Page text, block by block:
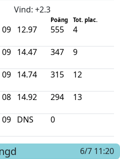
Vind: +2.3
Poäng Tot. plac.
09 12.97 555 4
09 14.47 347 9
09 14.74 315 12
08 14.92 294 13
09 DNS 0
6/7 11:20